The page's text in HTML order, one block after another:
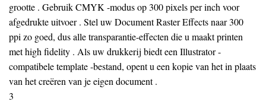
grootte . Gebruik CMYK -modus op 300 pixels per inch voor
afgedrukte uitvoer . Stel uw Document Raster Effects naar 300
ppi zo goed, dus alle transparantie-effecten die u maakt printen
met high fidelity . Als uw drukkerij biedt een Illustrator -
compatibele template -bestand, opent u een kopie van het in plaats
van het creëren van je eigen document .
3